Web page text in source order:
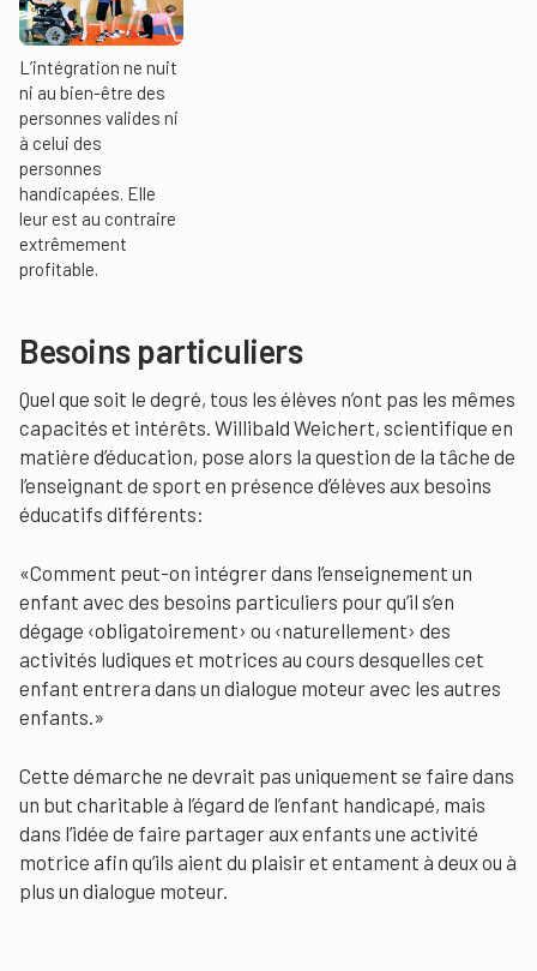
L’intégration ne nuit
ni au bien-être des
personnes valides ni
à celui des
personnes
handicapées. Elle
leur est au contraire
extrêmement
profitable.
Besoins particuliers
Quel que soit le degré, tous les élèves n’ont pas les mêmes
capacités et intérêts. Willibald Weichert, scientifique en
matière d’éducation, pose alors la question de la tâche de
l’enseignant de sport en présence d’élèves aux besoins
éducatifs différents:
«Comment peut-on intégrer dans l’enseignement un
enfant avec des besoins particuliers pour qu’il s’en
dégage ‹obligatoirement› ou ‹naturellement› des
activités ludiques et motrices au cours desquelles cet
enfant entrera dans un dialogue moteur avec les autres
enfants.»
Cette démarche ne devrait pas uniquement se faire dans
un but charitable à l’égard de l’enfant handicapé, mais
dans l’idée de faire partager aux enfants une activité
motrice afin qu’ils aient du plaisir et entament à deux ou à
plus un dialogue moteur.